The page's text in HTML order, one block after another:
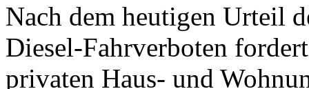
Nach dem heutigen Urteil
Diesel-Fahrverboten
privaten Haus- und